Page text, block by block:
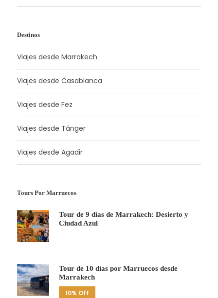
Destinos
Viajes desde Marrakech
Viajes desde Casablanca
Viajes desde Fez
Viajes desde Tánger
Viajes desde Agadir
Tours Por Marruecos
Tour de 9 días de Marrakech: Desierto y
Ciudad Azul
Tour de 10 días por Marruecos desde
Marrakech
10% Off